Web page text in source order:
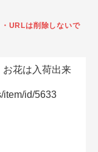
URLは削除しないで